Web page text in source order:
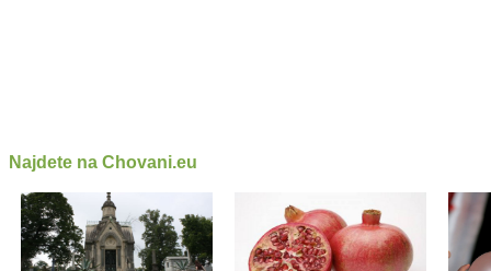
Najdete na Chovani.eu